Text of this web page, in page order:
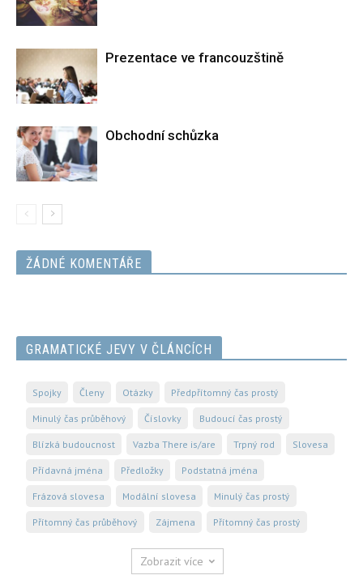
Prezentace ve francouzštině
Obchodní schůzka
ŽÁDNÉ KOMENTÁŘE
GRAMATICKÉ JEVY V ČLÁNCÍCH
Spojky Členy Otázky Předpřítomný čas prostý
Minulý čas průběhový Číslovky Budoucí čas prostý
Blízká budoucnost Vazba There is/are Trpný rod Slovesa
Přídavná jména Předložky Podstatná jména
Frázová slovesa Modální slovesa Minulý čas prostý
Přítomný čas průběhový Zájmena Přítomný čas prostý
Zobrazit více